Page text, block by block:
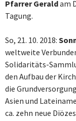
Pfarrer Geraldam
Tagung.
So, 21. 10. 2018:
weltweite
Solidaritäts-
den Aufbau der
die
Asien und
ca. zehn neue